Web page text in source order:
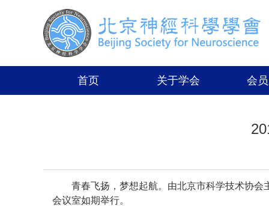
首页 关于学会 会
青春飞扬，梦想起航。由北京市科学技术协会
会议室如期举行。